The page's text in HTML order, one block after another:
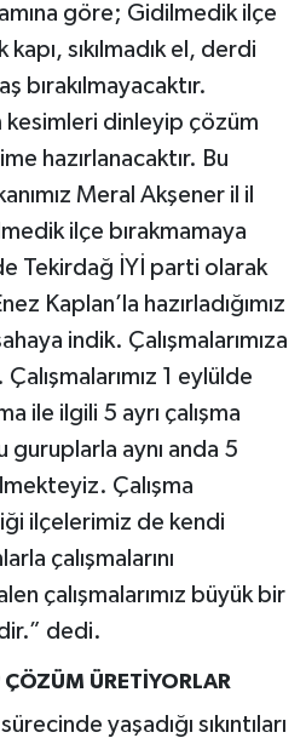
göre; Gidilmedik ilçe
sıkılmadık el, derdi
bırakılmayacaktır.
kesimleri dinleyip çözüm
hazırlanacaktır. Bu
Meral Akşener il il
ilçe bırakmamaya
Tekirdağ İYİ parti olarak
Kaplan’la hazırladığımız
indik. Çalışmalarımıza
1 eylülde
ile ilgili 5 ayrı çalışma
aynı anda 5
Çalışma
ilçelerimiz de kendi
çalışmalarını
çalışmalarımız büyük bir
dedi.
ÜRETİYORLAR
yaşadığı sıkıntıları